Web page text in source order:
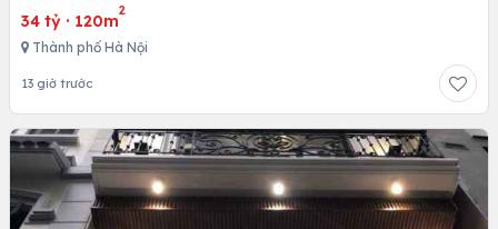
34 tỷ · 120m
2
Thành phố Hà Nội
13 giờ trước